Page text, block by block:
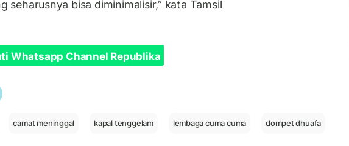
seharusnya bisa diminimalisir,” kata Tamsil
Whatsapp Channel Republika
camat meninggal kapal tenggelam lembaga cuma cuma dompet dhuafa